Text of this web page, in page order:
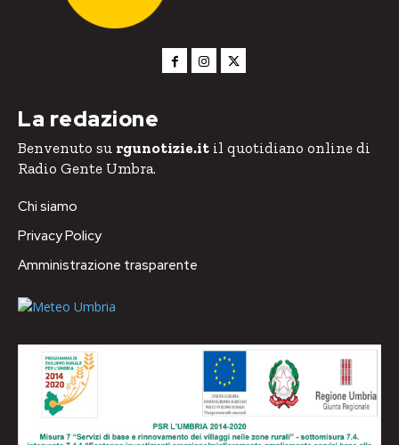
La redazione
Benvenuto su rgunotizie.it il quotidiano online di
Radio Gente Umbra.
Chi siamo
Privacy Policy
Amministrazione trasparente